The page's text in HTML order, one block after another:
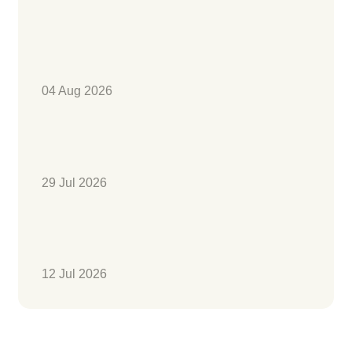
04 Aug 2026
29 Jul 2026
12 Jul 2026